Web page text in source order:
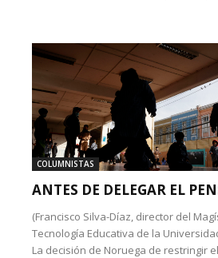
COLUMNISTAS
ANTES DE DELEGAR EL
(Francisco Silva-Díaz, director del
Tecnología Educativa de la
La decisión de Noruega de restringir